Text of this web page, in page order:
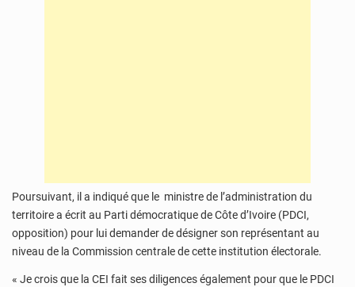
Poursuivant, il a indiqué que le ministre de l’administration du
territoire a écrit au Parti démocratique de Côte d’Ivoire (PDCI,
opposition) pour lui demander de désigner son représentant au
niveau de la Commission centrale de cette institution électorale.
« Je crois que la CEI fait ses diligences également pour que le PDCI